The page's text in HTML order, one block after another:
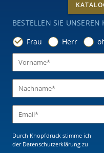
BESTELLEN SIE
Frau
Herr
Durch Knopfdruck stimme ich
der Datenschutzerklärung zu